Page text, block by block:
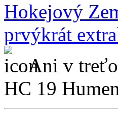
Hokejový
prvýkrát
Ani v
HC 19